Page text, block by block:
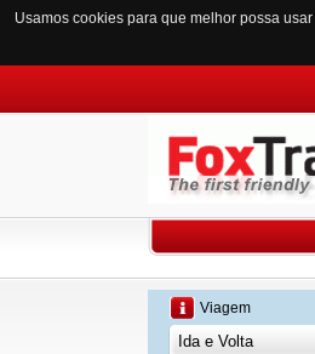
Usamos cookies para que melhor possa
Viagem